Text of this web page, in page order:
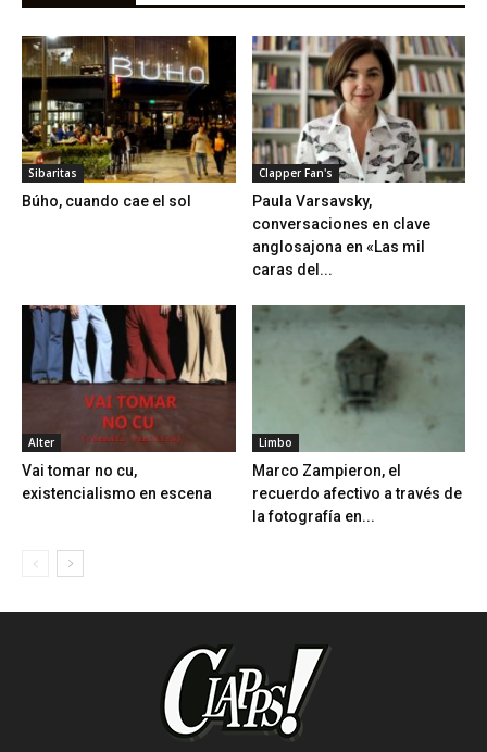
Sibaritas
Búho, cuando cae el sol
Clapper Fan's
Paula Varsavsky,
conversaciones en clave
anglosajona en «Las mil
caras del...
Alter
Vai tomar no cu,
existencialismo en escena
Limbo
Marco Zampieron, el
recuerdo afectivo a través de
la fotografía en...